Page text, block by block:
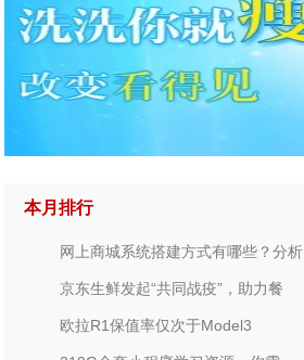
本月排行
网上商城系统搭建方式有哪些？分析
京东生鲜发起“共同战疫”，助力餐
欧拉R1保值率仅次于Model3